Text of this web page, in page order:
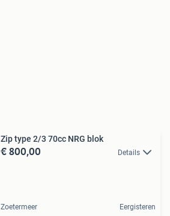
Zip type 2/3 70cc NRG blok
€ 800,00 Details
Zoetermeer Eergisteren